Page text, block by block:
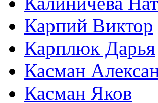
Карпий Виктор
Карплюк Дарья
Касман
Касман Яков